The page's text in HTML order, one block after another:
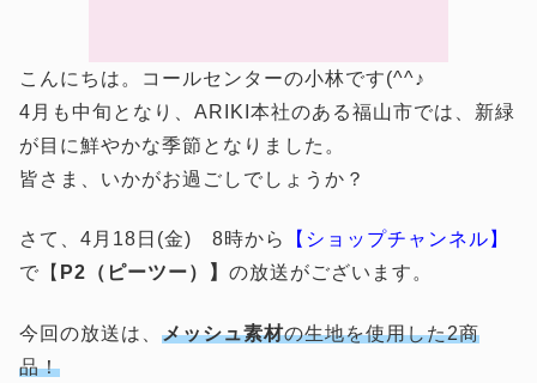
こんにちは。コールセンターの小林です(^^♪
4月も中旬となり、ARIKI本社のある福山市では、新緑
が目に鮮やかな季節となりました。
皆さま、いかがお過ごしでしょうか？
さて、4月18日(金) 8時から
【ショップチャンネル】
で【 P2（ピーツー）】 の放送がございます。
今回の放送は、 メッシュ素材の生地を使用した2商
品！